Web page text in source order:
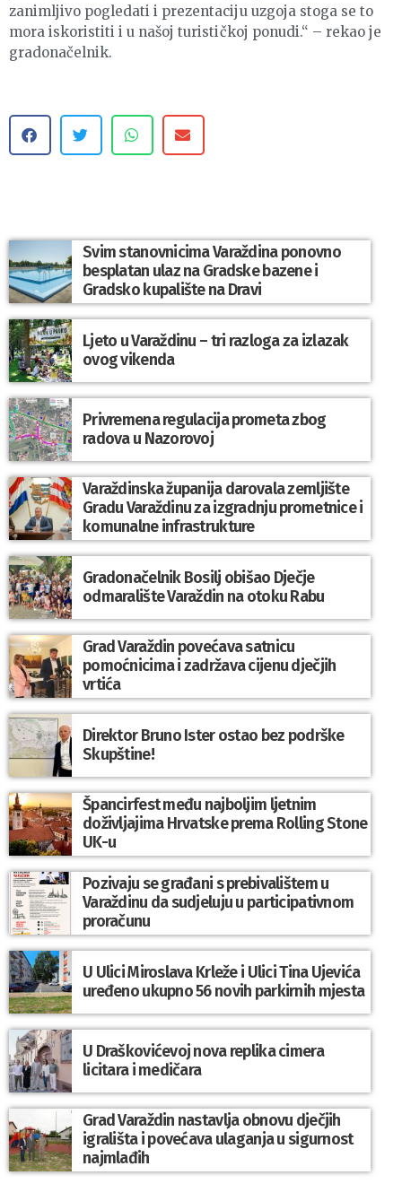
zanimljivo pogledati i prezentaciju uzgoja stoga se to
mora iskoristiti i u našoj turističkoj ponudi.“ – rekao je
gradonačelnik.
Svim stanovnicima Varaždina ponovno
besplatan ulaz na Gradske bazene i
Gradsko kupalište na Dravi
Ljeto u Varaždinu – tri razloga za izlazak
ovog vikenda
Privremena regulacija prometa zbog
radova u Nazorovoj
Varaždinska županija darovala zemljište
Gradu Varaždinu za izgradnju prometnice i
komunalne infrastrukture
Gradonačelnik Bosilj obišao Dječje
odmaralište Varaždin na otoku Rabu
Grad Varaždin povećava satnicu
pomoćnicima i zadržava cijenu dječjih
vrtića
Direktor Bruno Ister ostao bez podrške
Skupštine!
Špancirfest među najboljim ljetnim
doživljajima Hrvatske prema Rolling Stone
UK-u
Pozivaju se građani s prebivalištem u
Varaždinu da sudjeluju u participativnom
proračunu
U Ulici Miroslava Krleže i Ulici Tina Ujevića
uređeno ukupno 56 novih parkirnih mjesta
U Draškovićevoj nova replika cimera
licitara i medičara
Grad Varaždin nastavlja obnovu dječjih
igrališta i povećava ulaganja u sigurnost
najmlađih